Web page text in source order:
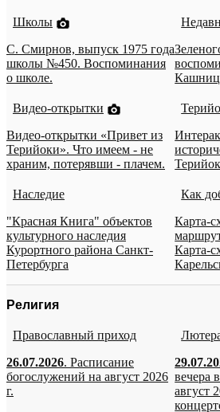
Школы
С. Смирнов, выпуск 1975 года
школы №450. Воспоминания
о школе.
Видео-открытки
Видео-открытки «Привет из
Терийоки». Что имеем - не
храним, потерявши - плачем.
Наследие
"Красная Книга" объектов
культурного наследия
Курортного района Санкт-
Петербурга
Как
Карта-
Карта-
Религия
Православный приход
26.07.2026. Расписание
богослужений на август 2026
г.
вечера
август